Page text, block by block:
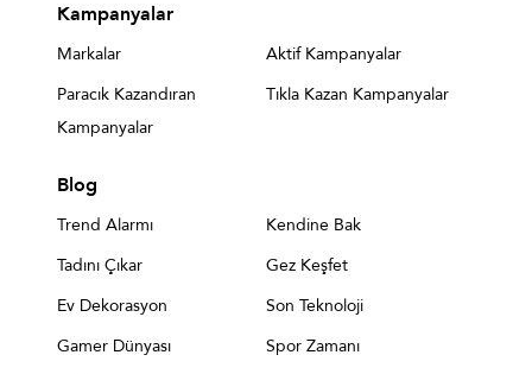
Kampanyalar
Markalar
Aktif Kampanyalar
Paracık Kazandıran
Kampanyalar
Tıkla Kazan Kampanyalar
Blog
Trend Alarmı
Kendine Bak
Tadını Çıkar
Gez Keşfet
Ev Dekorasyon
Son Teknoloji
Gamer Dünyası
Spor Zamanı